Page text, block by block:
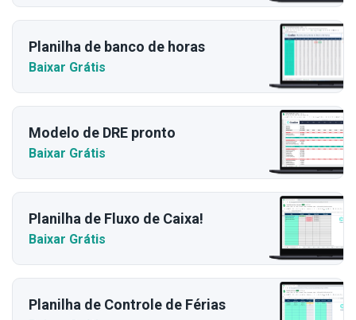
Planilha de banco de horas
Baixar Grátis
Modelo de DRE pronto
Baixar Grátis
Planilha de Fluxo de Caixa!
Baixar Grátis
Planilha de Controle de Férias